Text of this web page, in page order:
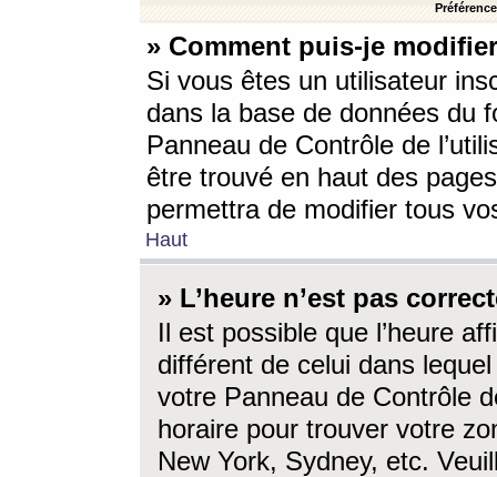
» Comment puis-je
Si vous êtes un utilisateur
dans la base de données du
Panneau de Contrôle de
être trouvé en haut des
permettra de modifier tous
Haut
» L’heure n’est pas
Il est possible que l’heure
différent de celui dans
votre Panneau de Contrôle
horaire pour trouver votre
New York, Sydney, etc.